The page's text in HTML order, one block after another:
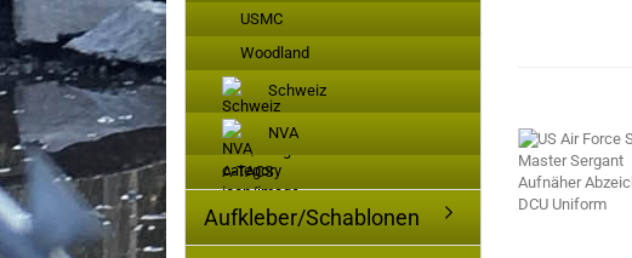
USMC
Woodland
Schweiz
NVA
A-TACS
Aufkleber/Schablonen